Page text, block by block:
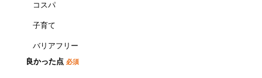
コスパ
子育て
バリアフリー
良かった点 必須